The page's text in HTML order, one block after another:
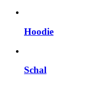
Hoodie
Schal